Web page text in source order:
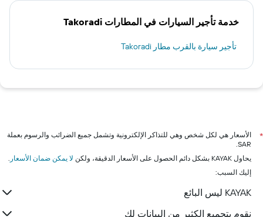
خدمة تأجير السيارات في المطارات Takoradi
تأجير سيارة بالقرب مطار Takoradi
*
الأسعار هي لكل شخص وهي للتذاكر الإلكترونية وتشمل جميع الضرائب والرسوم بعملة
SAR.
يحاول KAYAK بشكل دائم الحصول على الأسعار الدقيقة، ولكن
لا يمكن ضمان الأسعار .
إليك السبب:
KAYAK ليس البائع
نقوم بتجميع الكثير من البيانات لك